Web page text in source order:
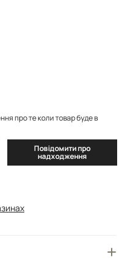
про те коли товар буде в
Повідомити про
надходження